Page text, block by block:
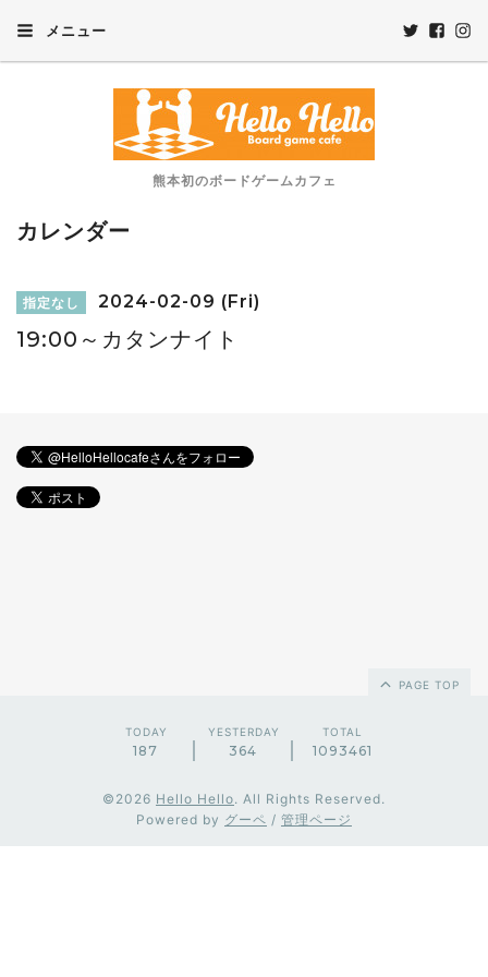
メニュー
熊本初のボードゲームカフェ
カレンダー
指定なし 2024-02-09 (Fri)
19:00～カタンナイト
PAGE TOP
TODAY
187
YESTERDAY
364
TOTAL
1093461
©2026 Hello Hello. All Rights Reserved.
Powered by グーペ / 管理ページ